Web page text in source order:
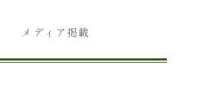
メディア掲載